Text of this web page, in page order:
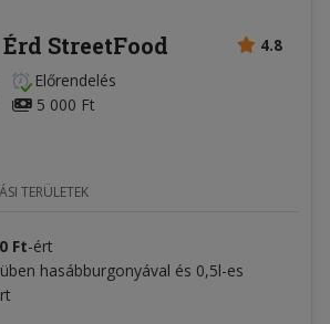
4.8
Érd StreetFood
Előrendelés
5 000 Ft
TERÜLETEK
Ft-ért
hasábburgonyával és 0,5l-es